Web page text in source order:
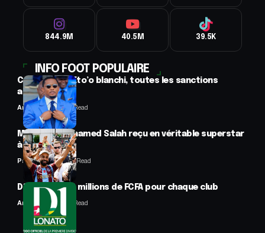
844.9M 40.5M 39.5K
INFO FOOT POPULAIRE
CAF : Samuel Eto’o blanchi, toutes les sanctions
annulées
Anselme AVI2 Min Read
Mercato : Mohamed Salah reçu en véritable superstar
à Trabzon
Panafrofoot1 Min Read
D1 Lonato : 70 millions de FCFA pour chaque club
Anselme AVI 2 Min Read